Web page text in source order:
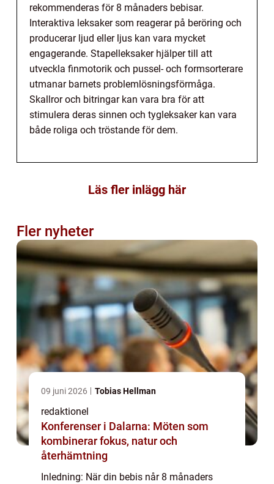
rekommenderas för 8 månaders bebisar.
Interaktiva leksaker som reagerar på beröring och
producerar ljud eller ljus kan vara mycket
engagerande. Stapelleksaker hjälper till att
utveckla finmotorik och pussel- och formsorterare
utmanar barnets problemlösningsförmåga.
Skallror och bitringar kan vara bra för att
stimulera deras sinnen och tygleksaker kan vara
både roliga och tröstande för dem.
Läs fler inlägg här
Fler nyheter
09 juni 2026 Tobias Hellman
redaktionel
Konferenser i Dalarna: Möten som
kombinerar fokus, natur och
återhämtning
Inledning: När din bebis når 8 månaders